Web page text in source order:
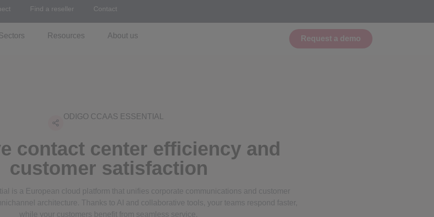
Find a reseller Contact
Resources About us Request a demo
ODIGO CCAAS ESSENTIAL
contact center efficiency and
customer satisfaction
is a European cloud platform that unifies corporate communications and customer
architecture. Thanks to AI and collaborative tools, your teams respond faster,
while your customers benefit from seamless service.